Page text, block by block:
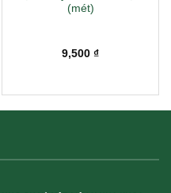
(mét)
9,500 ₫